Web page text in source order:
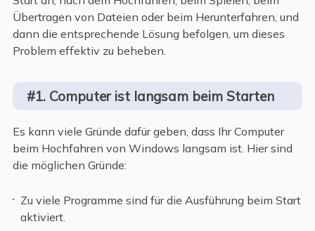
Übertragen von Dateien oder beim Herunterfahren, und
dann die entsprechende Lösung befolgen, um dieses
Problem effektiv zu beheben.
#1. Computer ist langsam beim Starten
Es kann viele Gründe dafür geben, dass Ihr Computer
beim Hochfahren von Windows langsam ist. Hier sind
die möglichen Gründe:
Zu viele Programme sind für die Ausführung beim Start
aktiviert.